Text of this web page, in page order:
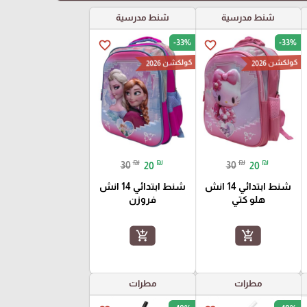
شنط مدرسية
favorite_border -33%
كولكشن 2026
30 ₪ 20 ₪
شنط ابتدائي 14 انش
هلو كتي
add_shopping_cart
شنط مدرسية
favorite_border -33%
كولكشن 2026
30 ₪ 20 ₪
شنط ابتدائي 14 انش
فروزن
add_shopping_cart
مطرات مطرات